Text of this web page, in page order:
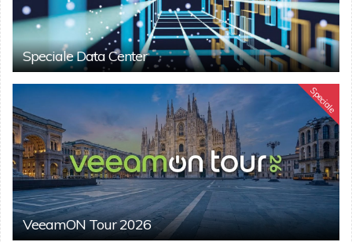
Speciale Data Center
Speciale
VeeamON Tour 2026